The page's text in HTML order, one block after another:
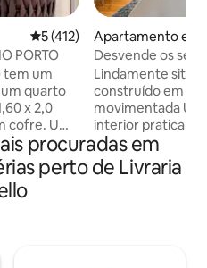
Classificação média de 5 em
5 (412)
PORTO
tem um
quarto
x 2,0
Uma
canais a
bebidas
Apartamento em
Desvende os
uma casa mágica
condicionado
Lindamente
construído em
movimentada
interior
conforto e o luxo,
espuma macia,
artesanal até os
procuradas em
perto de Livraria